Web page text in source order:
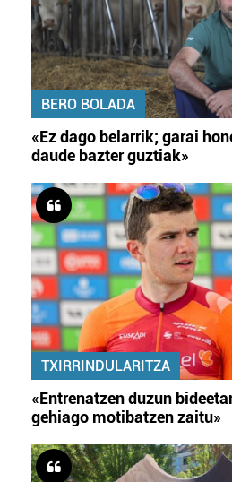
BERO BOLADA
«Ez dago belarrik; garai
daude bazter guztiak»
TXIRRINDULARITZA
«Entrenatzen duzun
gehiago motibatzen zaitu»